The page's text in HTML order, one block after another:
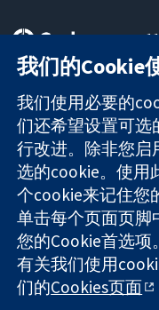
可信任的证据
知情决定
更完善的医疗健
康
The Cochrane
company limited by
England & Wales. VAT
版权所有：© 2026
我们的Cookie
我们使用必要的
们还希望设置可选
行改进。除非您启
选的cookie。使用
个cookie来记住您
单击每个页面页脚
您的Cookie首选项。
有关我们使用
们的Cookies页面